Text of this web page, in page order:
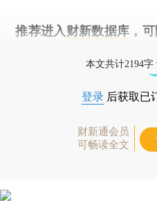
推荐进入 财新数据库 ，
本文共计2194
登录 后获取已
财新通会员
可畅读全文